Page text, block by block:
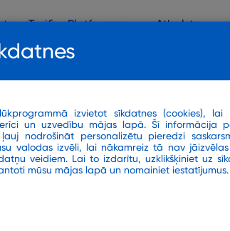
Tarifi Platformas Atbalsts
izvietot sīkdatnes (cookies),
un uzvedību mājas lapā. Šī informācija
nodrošināt personalizētu pieredzi
valodas izvēli, lai nākamreiz tā nav
veidiem. Lai to izdarītu, uzklikšķiniet uz
mūsu mājas lapā un nomainiet iestatījumus.